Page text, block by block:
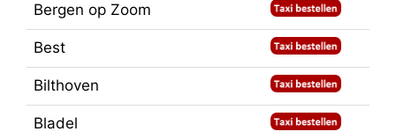
Bergen op Zoom
Best
Bilthoven
Bladel